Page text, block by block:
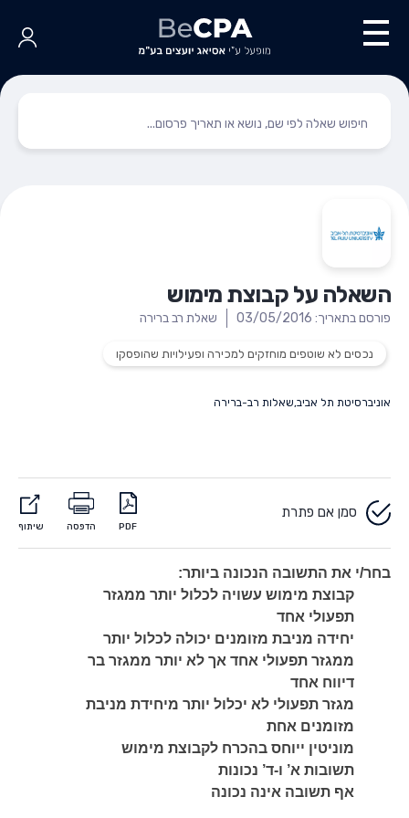
השאלה על קבוצת מימוש
פורסם בתאריך: 03/05/2016 שאלת רב ברירה
נכסים לא שוטפים מוחזקים למכירה ופעילויות שהופסקו
אוניברסיטת תל אביב,שאלות רב-ברירה
סמן אם פתרת
PDF הדפסה שיתוף
בחר/י את התשובה הנכונה ביותר:
קבוצת מימוש עשויה לכלול יותר ממגזר
תפעולי אחד
יחידה מניבת מזומנים יכולה לכלול יותר
ממגזר תפעולי אחד אך לא יותר ממגזר בר
דיווח אחד
מגזר תפעולי לא יכלול יותר מיחידת מניבת
מזומנים אחת
מוניטין ייוחס בהכרח לקבוצת מימוש
תשובות א’ ו-ד’ נכונות
אף תשובה אינה נכונה